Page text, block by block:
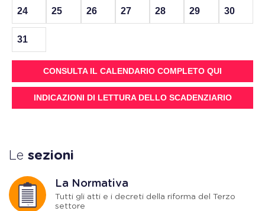
24 25 26 27 28 29 30
31
CONSULTA IL CALENDARIO COMPLETO QUI
INDICAZIONI DI LETTURA DELLO SCADENZIARIO
Le sezioni
La Normativa
Tutti gli atti e i decreti della riforma del Terzo
settore